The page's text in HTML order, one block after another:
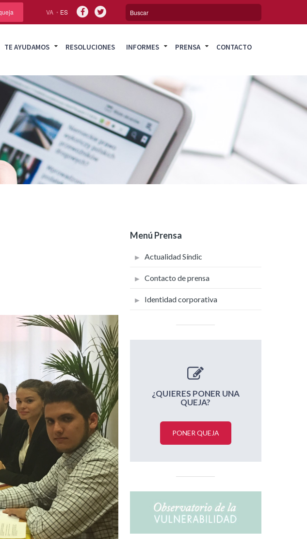
VA ES
TE AYUDAMOS RESOLUCIONES INFORMES PRENSA CONTACTO
Menú Prensa
Actualidad Síndic
Contacto de prensa
Identidad corporativa
¿QUIERES PONER UNA
QUEJA?
PONER QUEJA